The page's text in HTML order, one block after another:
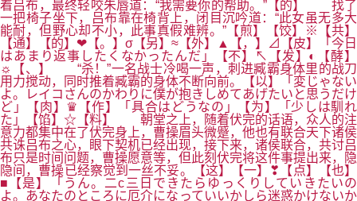
着吕布，最终轻咬朱唇道：“我需要你的帮助。”【的】 找了
一把椅子坐下，吕布靠在椅背上，闭目沉吟道：“此女虽无多大
能耐，但野心却不小，此事真假难辨。”【煎】【饺】※【共】
【通】【的】❤【。】σ【另】≈【外】▲【，】⊿【皮】「今日
はあまり返事したくなかったんだ」【不】↖【发】◐【酵】
☼【、】 “杀！”一名战士冷喝一声，刺进臧霸身体里的战刀
用力搅动，同时推着臧霸的身体不断向前。【以】「変じゃない
よ。レイコさんのかわりに僕が抱きしめてあげたいと思うだけ
ど」【肉】♛【作】「具合はどうなの」【为】「少しは馴れ
た」【馅】☆【料】 朝堂之上，随着伏完的话语，众人的注
意力都集中在了伏完身上，曹操眉头微蹙，他也有联合天下诸侯
共诛吕布之心，眼下契机已经出现，接下来，诸侯联合，共讨吕
布只是时间问题，曹操愿意等，但此刻伏完将这件事提出来，隐
隐间，曹操已经察觉到一丝不妥。【这】【一】❣【点】【也】
■【是】「うん。二c三日できたらゆっくりしていきたいの
よ。あなたのところに厄介になっていいかしら迷惑かけないか